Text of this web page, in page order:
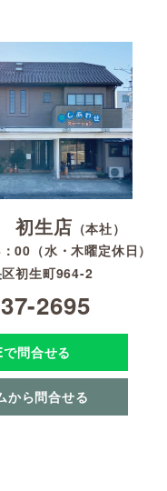
初生店 （本社）
00（水・木曜定休日）
初生町964-2
2695
問合せる
から問合せる